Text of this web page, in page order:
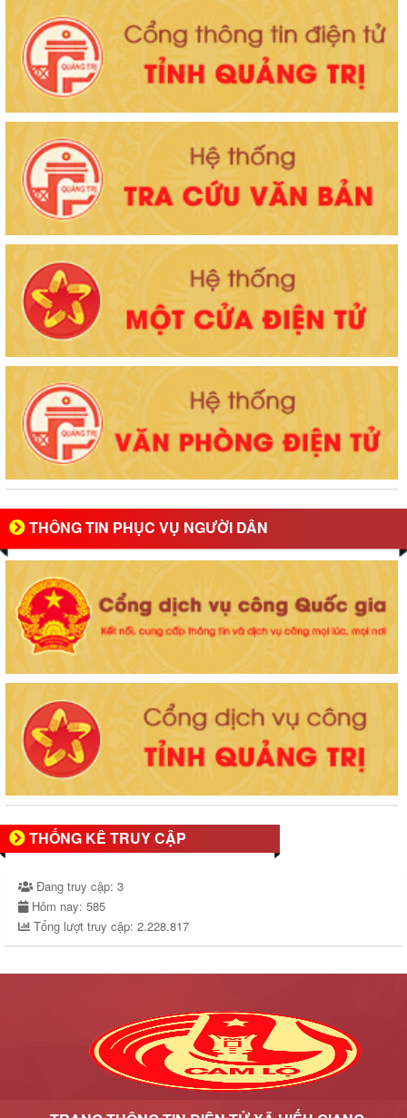
THÔNG TIN PHỤC VỤ NGƯỜI DÂN
THỐNG KÊ TRUY CẬP
Đang truy cập: 3
Hôm nay: 585
Tổng lượt truy cập: 2.228.817